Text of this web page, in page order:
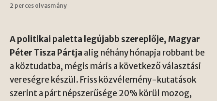
2 perces olvasmány
A politikai paletta legújabb szereplője, Magyar
Péter Tisza Pártja alig néhány hónapja robbant be
a köztudatba, mégis máris a következő választási
vereségre készül. Friss közvélemény-kutatások
szerint a párt népszerűsége 20% körül mozog,